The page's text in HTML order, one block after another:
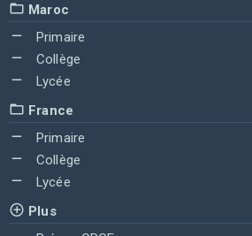
Maroc
Primaire
Collège
Lycée
France
Primaire
Collège
Lycée
Plus